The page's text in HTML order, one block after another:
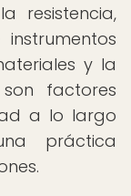
resistencia,
y la
factores
a lo largo
práctica